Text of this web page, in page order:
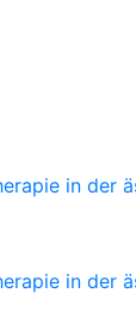
in der
in der